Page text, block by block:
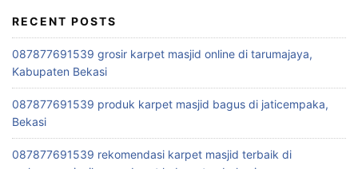
RECENT POSTS
087877691539 grosir karpet masjid online di tarumajaya,
Kabupaten Bekasi
087877691539 produk karpet masjid bagus di jaticempaka,
Bekasi
087877691539 rekomendasi karpet masjid terbaik di